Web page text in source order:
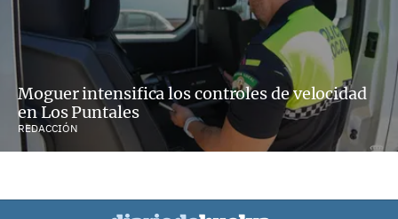
Moguer intensifica los controles de velocidad
en Los Puntales
REDACCIÓN